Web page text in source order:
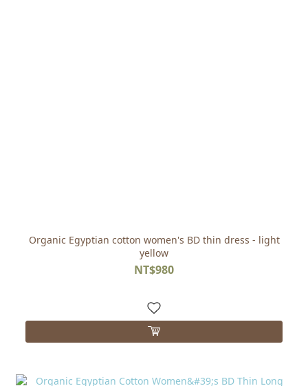
Organic Egyptian cotton women's BD thin dress - light
yellow
NT$980